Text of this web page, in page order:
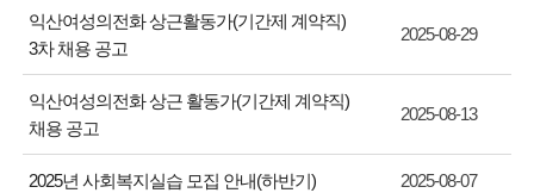
익산여성의전화 상근활동가(기간제 계약직)
3차 채용 공고
2025-08-29
익산여성의전화 상근 활동가(기간제 계약직)
채용 공고
2025-08-13
2025년 사회복지실습 모집 안내(하반기) 2025-08-07